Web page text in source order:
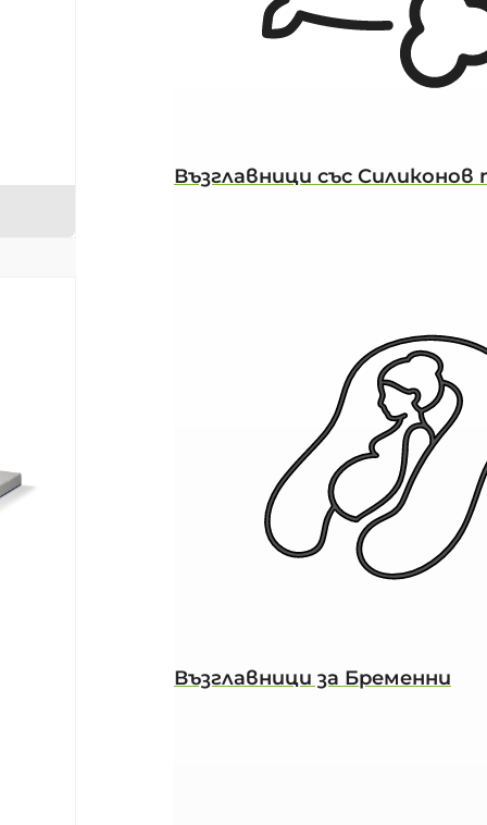
Възглавници със Силиконов
Възглавници за Бременни